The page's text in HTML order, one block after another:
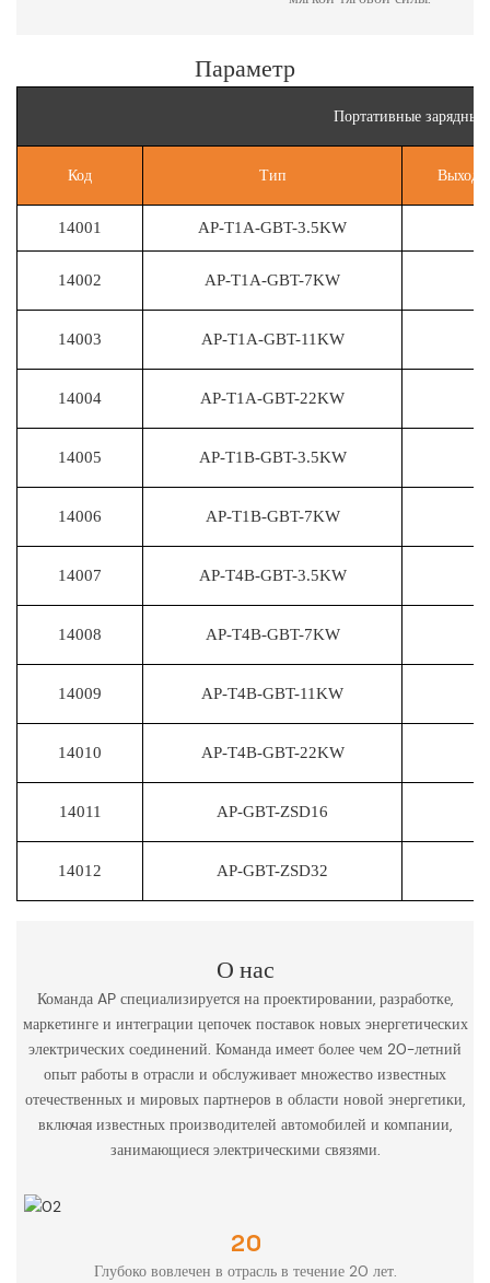
Параметр
Портативные
Код Тип Выход
14001 AP-T1A-GBT-3.5KW
14002 AP-T1A-GBT-7KW
14003 AP-T1A-GBT-11KW
14004 AP-T1A-GBT-22KW
14005 AP-T1B-GBT-3.5KW
14006 AP-T1B-GBT-7KW
14007 AP-T4B-GBT-3.5KW
14008 AP-T4B-GBT-7KW
14009 AP-T4B-GBT-11KW
14010 AP-T4B-GBT-22KW
14011 AP-GBT-ZSD16
14012 AP-GBT-ZSD32
О нас
Команда AP специализируется на проектировании, разработке,
маркетинге и интеграции цепочек поставок новых энергетических
электрических соединений. Команда имеет более чем 20-летний
опыт работы в отрасли и обслуживает множество известных
отечественных и мировых партнеров в области новой энергетики,
включая известных производителей автомобилей и компании,
занимающиеся электрическими связями.
20
Глубоко вовлечен в отрасль в течение 20 лет.